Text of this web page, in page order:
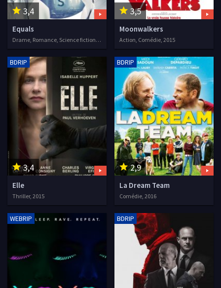
3,4
Equals
Drame, Romance, Science fiction, 2015
3,5
Moonwalkers
Action, Comédie, 2015
3,4
BDRIP
Elle
Thriller, 2015
2,9
BDRIP
La Dream Team
Comédie, 2016
WEBRIP BDRIP